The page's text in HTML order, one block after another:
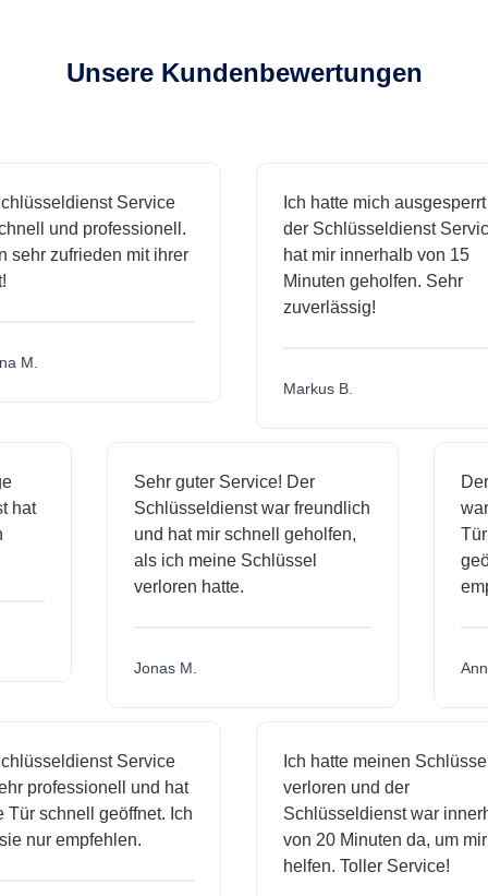
Unsere Kundenbewertungen
Service
und professionell.
zufrieden mit ihrer
M.
Ich hatte mich ausgesperrt
der Schlüsseldienst Service
hat mir innerhalb von 15
Minuten geholfen. Sehr
zuverlässig!
Markus B.
hat
Sehr guter Service! Der
Schlüsseldienst war freundlich
und hat mir schnell geholfen,
als ich meine Schlüssel
verloren hatte.
Jonas M.
Service
professionell und hat
schnell geöffnet. Ich
nur empfehlen.
Ich hatte meinen Schlüssel
verloren und der
Schlüsseldienst war
von 20 Minuten da, um mir
helfen. Toller Service!